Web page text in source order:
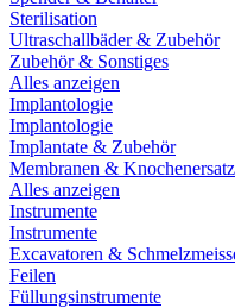
Sterilisation
Ultraschallbäder & Zubehör
Zubehör & Sonstiges
Alles anzeigen
Implantologie
Implantologie
Implantate & Zubehör
Membranen &
Alles anzeigen
Instrumente
Instrumente
Excavatoren &
Feilen
Füllungsinstrumente